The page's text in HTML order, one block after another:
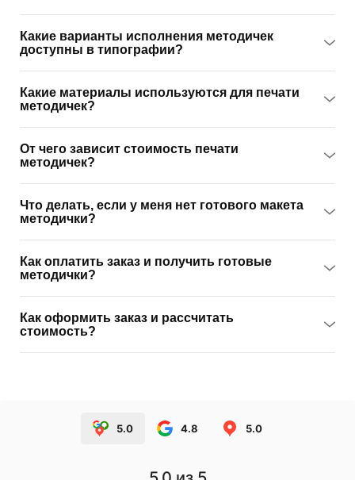
Какие варианты исполнения методичек
доступны в типографии?
Какие материалы используются для печати
методичек?
От чего зависит стоимость печати
методичек?
Что делать, если у меня нет готового макета
методички?
Как оплатить заказ и получить готовые
методички?
Как оформить заказ и рассчитать
стоимость?
5.0 4.8 5.0